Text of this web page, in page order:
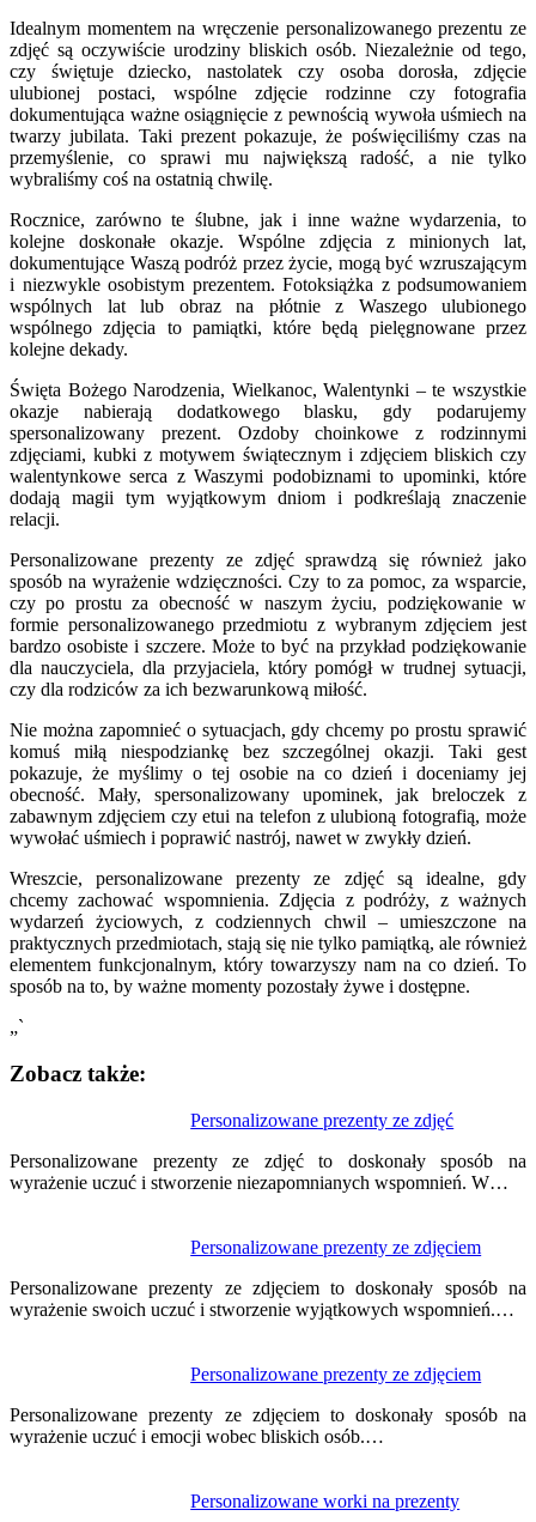
Idealnym momentem na wręczenie personalizowanego prezentu ze
zdjęć są oczywiście urodziny bliskich osób. Niezależnie od tego,
czy świętuje dziecko, nastolatek czy osoba dorosła, zdjęcie
ulubionej postaci, wspólne zdjęcie rodzinne czy fotografia
dokumentująca ważne osiągnięcie z pewnością wywoła uśmiech na
twarzy jubilata. Taki prezent pokazuje, że poświęciliśmy czas na
przemyślenie, co sprawi mu największą radość, a nie tylko
wybraliśmy coś na ostatnią chwilę.
Rocznice, zarówno te ślubne, jak i inne ważne wydarzenia, to
kolejne doskonałe okazje. Wspólne zdjęcia z minionych lat,
dokumentujące Waszą podróż przez życie, mogą być wzruszającym
i niezwykle osobistym prezentem. Fotoksiążka z podsumowaniem
wspólnych lat lub obraz na płótnie z Waszego ulubionego
wspólnego zdjęcia to pamiątki, które będą pielęgnowane przez
kolejne dekady.
Święta Bożego Narodzenia, Wielkanoc, Walentynki – te wszystkie
okazje nabierają dodatkowego blasku, gdy podarujemy
spersonalizowany prezent. Ozdoby choinkowe z rodzinnymi
zdjęciami, kubki z motywem świątecznym i zdjęciem bliskich czy
walentynkowe serca z Waszymi podobiznami to upominki, które
dodają magii tym wyjątkowym dniom i podkreślają znaczenie
relacji.
Personalizowane prezenty ze zdjęć sprawdzą się również jako
sposób na wyrażenie wdzięczności. Czy to za pomoc, za wsparcie,
czy po prostu za obecność w naszym życiu, podziękowanie w
formie personalizowanego przedmiotu z wybranym zdjęciem jest
bardzo osobiste i szczere. Może to być na przykład podziękowanie
dla nauczyciela, dla przyjaciela, który pomógł w trudnej sytuacji,
czy dla rodziców za ich bezwarunkową miłość.
Nie można zapomnieć o sytuacjach, gdy chcemy po prostu sprawić
komuś miłą niespodziankę bez szczególnej okazji. Taki gest
pokazuje, że myślimy o tej osobie na co dzień i doceniamy jej
obecność. Mały, spersonalizowany upominek, jak breloczek z
zabawnym zdjęciem czy etui na telefon z ulubioną fotografią, może
wywołać uśmiech i poprawić nastrój, nawet w zwykły dzień.
Wreszcie, personalizowane prezenty ze zdjęć są idealne, gdy
chcemy zachować wspomnienia. Zdjęcia z podróży, z ważnych
wydarzeń życiowych, z codziennych chwil – umieszczone na
praktycznych przedmiotach, stają się nie tylko pamiątką, ale również
elementem funkcjonalnym, który towarzyszy nam na co dzień. To
sposób na to, by ważne momenty pozostały żywe i dostępne.
„`
Zobacz także:
Personalizowane prezenty ze zdjęć
Personalizowane prezenty ze zdjęć to doskonały sposób na
wyrażenie uczuć i stworzenie niezapomnianych wspomnień. W…
Personalizowane prezenty ze zdjęciem
Personalizowane prezenty ze zdjęciem to doskonały sposób na
wyrażenie swoich uczuć i stworzenie wyjątkowych wspomnień.…
Personalizowane prezenty ze zdjęciem
Personalizowane prezenty ze zdjęciem to doskonały sposób na
wyrażenie uczuć i emocji wobec bliskich osób.…
Personalizowane worki na prezenty
wpisu